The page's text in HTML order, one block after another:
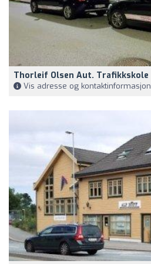
Thorleif Olsen Aut. Trafikkskole
Vis adresse og kontaktinformasjon